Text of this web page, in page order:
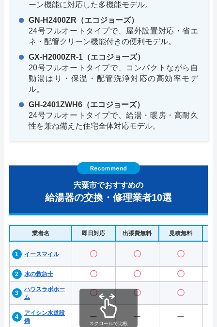
ーン機能に対応した多機能モデル。
GN-H2400ZR（エコジョーズ）
24号フルオートタイプで、屋外設置対応・省エ
ネ・配管クリーン機能付きの便利モデル。
GX-H2000ZR-1（エコジョーズ）
20号フルオートタイプで、コンパクトながら自
動湯はり・保温・配管洗浄対応の高効率モデ
ル。
GH-2401ZWH6（エコジョーズ）
24号フルオートタイプで、給湯・暖房・高耐久
性を兼ね備えた住宅全体対応モデル。
宍粟市でおすすめの
給湯器の交換・修理業者10選
業者名 即日対応 出張費無料 見積無料
イースマイル 〇 〇 〇
水の救急士 〇 〇 〇
ハウスラボホー
ム
〇 〇 〇
アイシン水道設
備
ー ー ー
スクロールで比較